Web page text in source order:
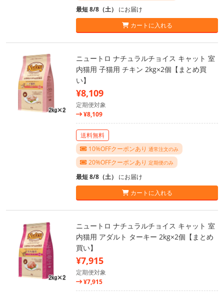
最短 8/8（土） にお届け
カートに入れる
ニュートロ ナチュラルチョイス キャット 室
内猫用 子猫用 チキン 2kg×2個【まとめ買
い】
¥8,109
定期便対象
¥8,109
送料無料
10%OFFクーポンあり 通常注文のみ
20%OFFクーポンあり 定期便のみ
最短 8/8（土） にお届け
カートに入れる
ニュートロ ナチュラルチョイス キャット 室
内猫用 アダルト ターキー 2kg×2個【まとめ
買い】
¥7,915
定期便対象
¥7,915